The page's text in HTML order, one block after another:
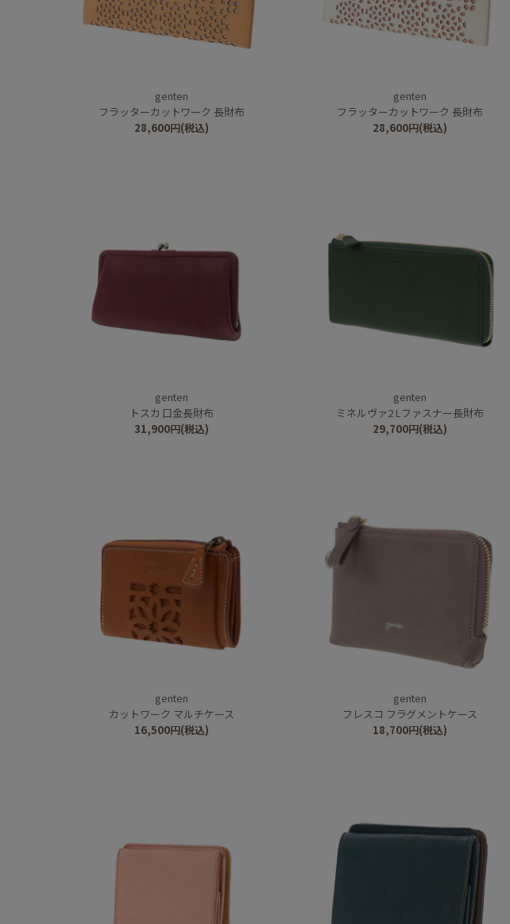
genten
フラッターカットワーク 長財布
28,600円(税込)
genten
フラッターカットワーク 長財布
28,600円(税込)
genten
トスカ 口金長財布
31,900円(税込)
genten
ミネルヴァ2 Lファスナー長財布
29,700円(税込)
genten
カットワーク マルチケース
16,500円(税込)
genten
フレスコ フラグメントケース
18,700円(税込)